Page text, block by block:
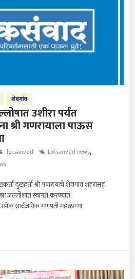
शेवगांव
उशीरा पर्यंत
श्री गणरायाला पाऊस
loksanvad Loksanvad news,
दुखहर्ता श्री गणरायाचे शेवगाव शहरासह
जल्लोशात स्वागत करण्यात
सार्वजनिक गणपती मंडळाच्या